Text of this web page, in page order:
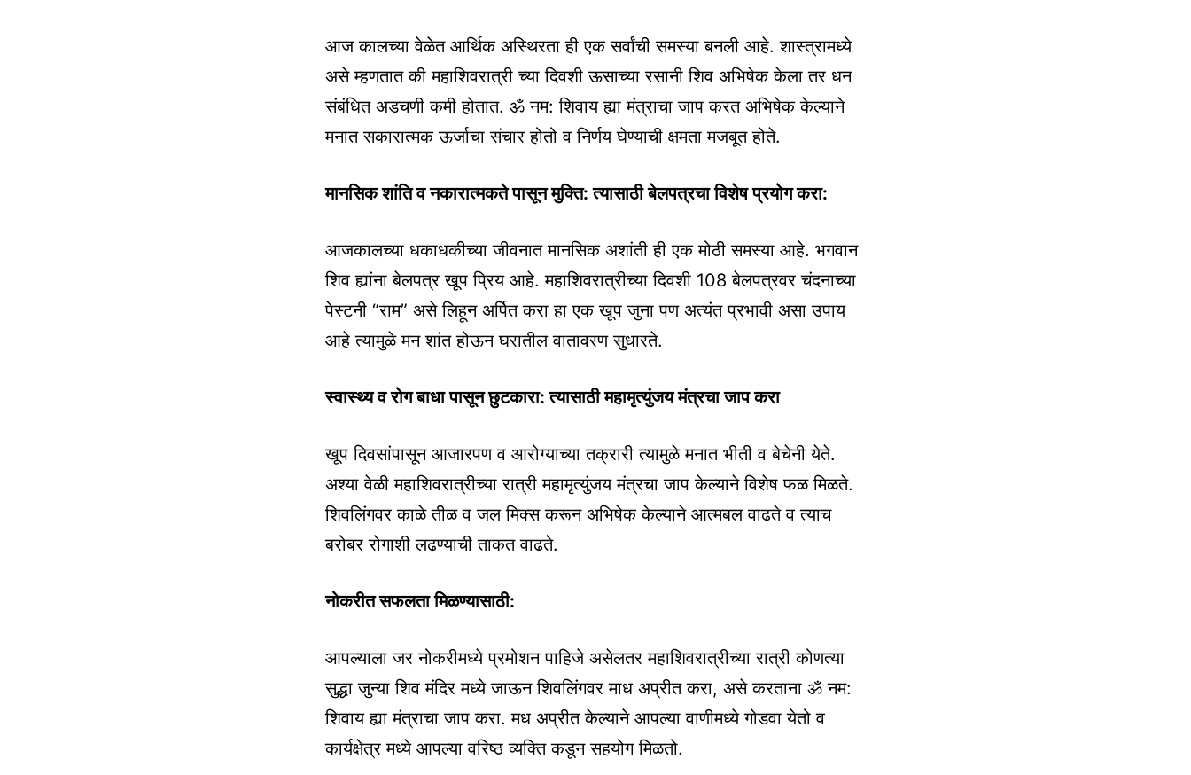
आज कालच्या वेळेत आर्थिक अस्थिरता ही एक सर्वांची समस्या बनली आहे. शास्त्रामध्ये
असे म्हणतात की महाशिवरात्री च्या दिवशी ऊसाच्या रसानी शिव अभिषेक केला तर धन
संबंधित अडचणी कमी होतात. ॐ नम: शिवाय ह्या मंत्राचा जाप करत अभिषेक केल्याने
मनात सकारात्मक ऊर्जाचा संचार होतो व निर्णय घेण्याची क्षमता मजबूत होते.
मानसिक शांति व नकारात्मकते पासून मुक्ति: त्यासाठी बेलपत्रचा विशेष प्रयोग करा:
आजकालच्या धकाधकीच्या जीवनात मानसिक अशांती ही एक मोठी समस्या आहे. भगवान
शिव ह्यांना बेलपत्र खूप प्रिय आहे. महाशिवरात्रीच्या दिवशी 108 बेलपत्रवर चंदनाच्या
पेस्टनी “राम” असे लिहून अर्पित करा हा एक खूप जुना पण अत्यंत प्रभावी असा उपाय
आहे त्यामुळे मन शांत होऊन घरातील वातावरण सुधारते.
स्वास्थ्य व रोग बाधा पासून छुटकारा: त्यासाठी महामृत्युंजय मंत्रचा जाप करा
खूप दिवसांपासून आजारपण व आरोग्याच्या तक्रारी त्यामुळे मनात भीती व बेचेनी येते.
अश्या वेळी महाशिवरात्रीच्या रात्री महामृत्युंजय मंत्रचा जाप केल्याने विशेष फळ मिळते.
शिवलिंगवर काळे तीळ व जल मिक्स करून अभिषेक केल्याने आत्मबल वाढते व त्याच
बरोबर रोगाशी लढण्याची ताकत वाढते.
नोकरीत सफलता मिळण्यासाठी:
आपल्याला जर नोकरीमध्ये प्रमोशन पाहिजे असेलतर महाशिवरात्रीच्या रात्री कोणत्या
सुद्धा जुन्या शिव मंदिर मध्ये जाऊन शिवलिंगवर माध अप्रीत करा, असे करताना ॐ नम:
शिवाय ह्या मंत्राचा जाप करा. मध अप्रीत केल्याने आपल्या वाणीमध्ये गोडवा येतो व
कार्यक्षेत्र मध्ये आपल्या वरिष्ठ व्यक्ति कडून सहयोग मिळतो.